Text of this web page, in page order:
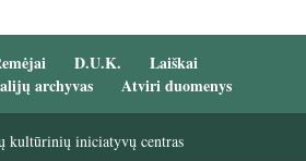
D.U.K.
Laiškai
archyvas Atviri duomenys
kultūrinių iniciatyvų centras